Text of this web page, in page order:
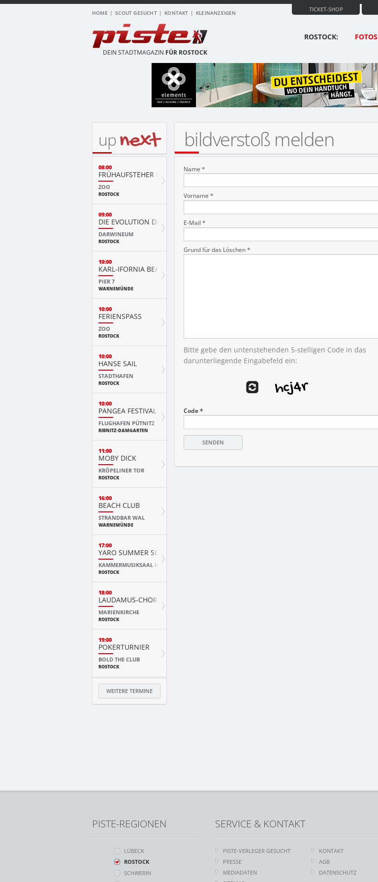
HOME SCOUT GESUCHT KONTAKT KLEINANZEIGEN TICKET-SHOP
DEIN STADTMAGAZIN FÜR ROSTOCK
ROSTOCK: FOTOS
bildverstoß melden
Name *
Vorname *
E-Mail *
Grund für das Löschen *
Bitte gebe den untenstehenden 5-stelligen Code in das
darunterliegende Eingabefeld ein:
Code *
upnext
08:00
FRÜHAUFSTEHER IM ZOO
ZOO
ROSTOCK
09:00
DIE EVOLUTION DER TIERE MIT PLAYMOBIL
DARWINEUM
ROSTOCK
10:00
KARL-IFORNIA BEACH SANDWELTEN
PIER 7
WARNEMÜNDE
10:00
FERIENSPASS
ZOO
ROSTOCK
10:00
HANSE SAIL
STADTHAFEN
ROSTOCK
10:00
PANGEA FESTIVAL
FLUGHAFEN PÜTNITZ
RIBNITZ-DAMGARTEN
11:00
MOBY DICK
KRÖPELINER TOR
ROSTOCK
16:00
BEACH CLUB
STRANDBAR WAL
WARNEMÜNDE
17:00
YARO SUMMER SCHOOL KURSKONZERT
KAMMERMUSIKSAAL HMT
ROSTOCK
18:00
LAUDAMUS-CHOR
MARIENKIRCHE
ROSTOCK
19:00
POKERTURNIER
BOLD THE CLUB
ROSTOCK
WEITERE TERMINE
PISTE-REGIONEN
LÜBECK
ROSTOCK
SCHWERIN
SERVICE & KONTAKT
PISTE-VERLEGER GESUCHT
PRESSE
MEDIADATEN
KONTAKT
AGB
DATENSCHUTZ